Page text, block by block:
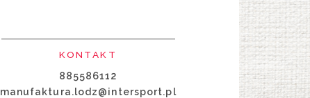
KONTAKT
885586112
manufaktura.lodz@intersport.pl